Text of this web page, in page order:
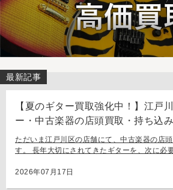
最新記事
【夏のギター買取強化中！】江戸
ー・中古楽器の店頭買取・持ち込
ります。
ただいま江戸川区の店舗にて、中古楽器の店
す。 長年大切にされてきたギターを、次に必
ち込み査定も大歓迎です。
2026年07月17日